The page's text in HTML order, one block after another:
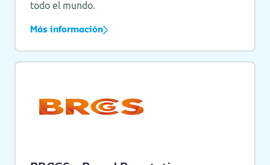
todo el mundo.
Más información